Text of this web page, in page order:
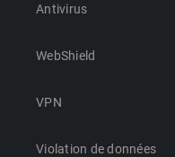
Antivirus
WebShield
VPN
Violation de données